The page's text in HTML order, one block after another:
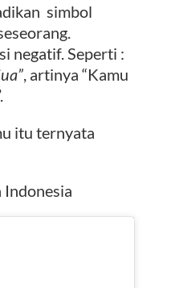
simbol
negatif. Seperti :
, artinya “Kamu
itu ternyata
Indonesia